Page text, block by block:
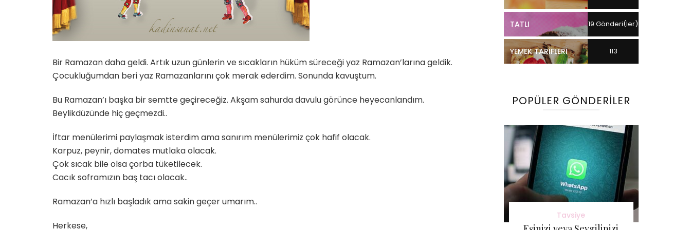
Bir Ramazan daha geldi. Artık uzun günlerin ve sıcakların hüküm süreceği yaz Ramazan’larına geldik.
Çocukluğumdan beri yaz Ramazanlarını çok merak ederdim. Sonunda kavuştum.
Bu Ramazan’ı başka bir semtte geçireceğiz. Akşam sahurda davulu görünce heyecanlandım.
Beylikdüzünde hiç geçmezdi..
İftar menülerimi paylaşmak isterdim ama sanırım menülerimiz çok hafif olacak.
Karpuz, peynir, domates mutlaka olacak.
Çok sıcak bile olsa çorba tüketilecek.
Cacık soframızın baş tacı olacak..
Ramazan’a hızlı başladık ama sakin geçer umarım..
Herkese,
TATLI 19 Gönderi(ler)
YEMEK TARIFLERI 113
POPÜLER GÖNDERILER
Tavsiye